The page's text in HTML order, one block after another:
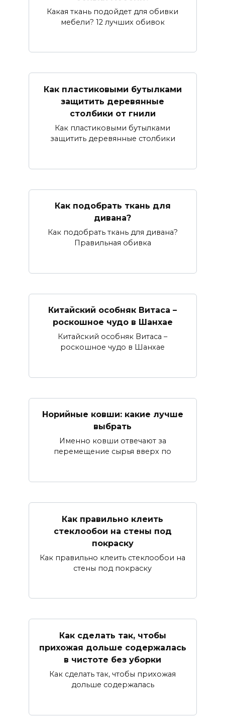
Какая ткань подойдет для обивки
мебели? 12 лучших обивок
Как пластиковыми бутылками
защитить деревянные
столбики от гнили
Как пластиковыми бутылками
защитить деревянные столбики
Как подобрать ткань для
дивана?
Как подобрать ткань для дивана?
Правильная обивка
Китайский особняк Витаса –
роскошное чудо в Шанхае
Китайский особняк Витаса –
роскошное чудо в Шанхае
Норийные ковши: какие лучше
выбрать
Именно ковши отвечают за
перемещение сырья вверх по
Как правильно клеить
стеклообои на стены под
покраску
Как правильно клеить стеклообои на
стены под покраску
Как сделать так, чтобы
прихожая дольше содержалась
в чистоте без уборки
Как сделать так, чтобы прихожая
дольше содержалась